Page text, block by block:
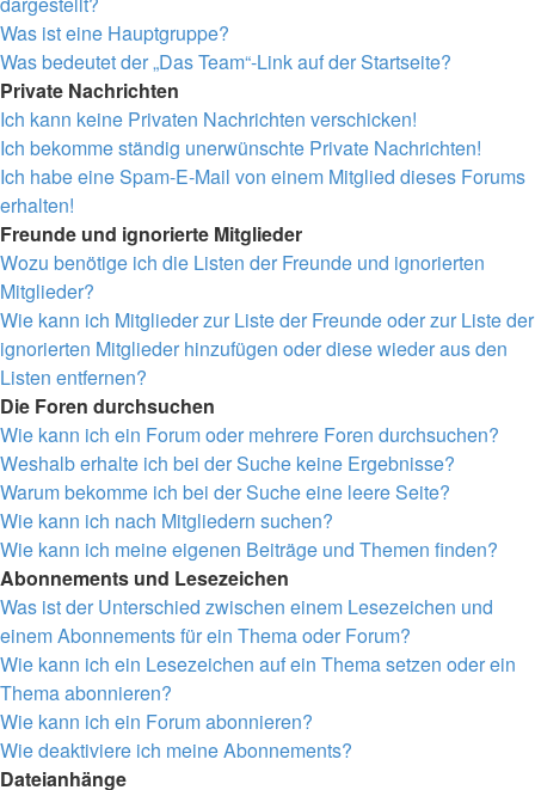
Was ist eine Hauptgruppe?
Was bedeutet der „Das Team“-Link auf der Startseite?
Private Nachrichten
Ich kann keine Privaten Nachrichten verschicken!
Ich bekomme ständig unerwünschte Private Nachrichten!
Ich habe eine Spam-E-Mail von einem Mitglied dieses Forums
erhalten!
Freunde und ignorierte Mitglieder
Wozu benötige ich die Listen der Freunde und ignorierten
Mitglieder?
Wie kann ich Mitglieder zur Liste der Freunde oder zur Liste der
ignorierten Mitglieder hinzufügen oder diese wieder aus den
Listen entfernen?
Die Foren durchsuchen
Wie kann ich ein Forum oder mehrere Foren durchsuchen?
Weshalb erhalte ich bei der Suche keine Ergebnisse?
Warum bekomme ich bei der Suche eine leere Seite?
Wie kann ich nach Mitgliedern suchen?
Wie kann ich meine eigenen Beiträge und Themen finden?
Abonnements und Lesezeichen
Was ist der Unterschied zwischen einem Lesezeichen und
einem Abonnements für ein Thema oder Forum?
Wie kann ich ein Lesezeichen auf ein Thema setzen oder ein
Thema abonnieren?
Wie kann ich ein Forum abonnieren?
Wie deaktiviere ich meine Abonnements?
Dateianhänge